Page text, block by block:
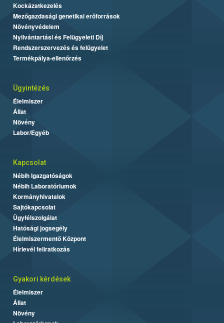
Kockázatkezelés
Mezőgazdasági genetikai erőforrások
Növényvédelem
Nyilvántartási és Felügyeleti Díj
Rendszerszervezés és felügyelet
Termékpálya-ellenőrzés
Ügyintézés
Élelmiszer
Állat
Növény
Labor/Egyéb
Kapcsolat
Nébih Igazgatóságok
Nébih Laboratóriumok
Kormányhivatalok
Sajtókapcsolat
Ügyfélszolgálat
Hatósági jogsegély
Élelmiszermentő Központ
Hírlevél feliratkozás
Gyakori kérdések
Élelmiszer
Állat
Növény